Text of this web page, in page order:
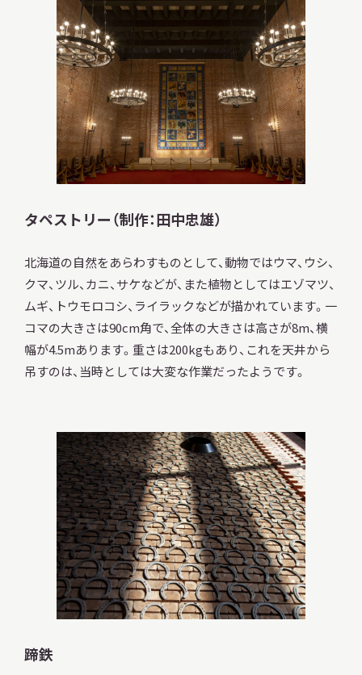
タペストリー（制作：田中忠雄）
北海道の自然をあらわすものとして、動物ではウマ、ウシ、
クマ、ツル、カニ、サケなどが、また植物としてはエゾマツ、
ムギ、トウモロコシ、ライラックなどが描かれています。一
コマの大きさは90cm角で、全体の大きさは高さが8m、横
幅が4.5mあります。重さは200kgもあり、これを天井から
吊すのは、当時としては大変な作業だったようです。
蹄鉄